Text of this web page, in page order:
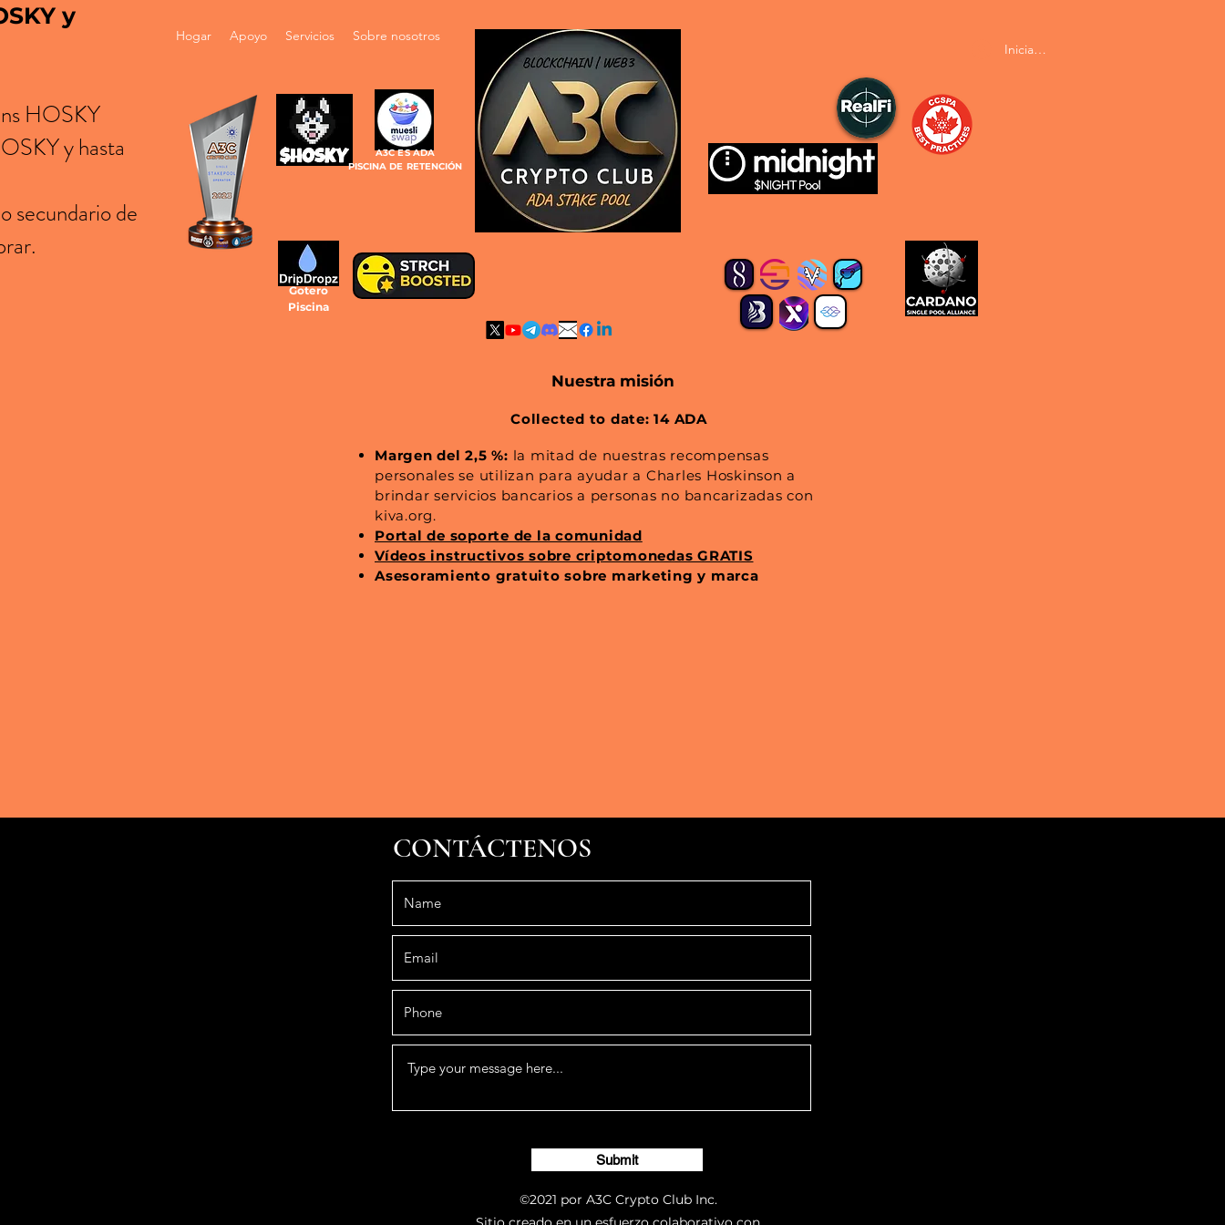
Iniciar sesión
Gotero
Piscina
A3C ES ADA
PISCINA DE RETENCIÓN
y
HOSKY
y hasta
secundario de
Hogar Apoyo Servicios Sobre nosotros
Nuestra misión
Collected to date: 14 ADA
Margen del 2,5 %: la mitad de nuestras recompensas
personales se utilizan para ayudar a Charles Hoskinson a
brindar servicios bancarios a personas no bancarizadas con
kiva.org.
Portal de soporte de la comunidad
Vídeos instructivos sobre criptomonedas GRATIS
Asesoramiento gratuito sobre marketing y marca
CONTÁCTENOS
Submit
©2021 por A3C Crypto Club Inc.